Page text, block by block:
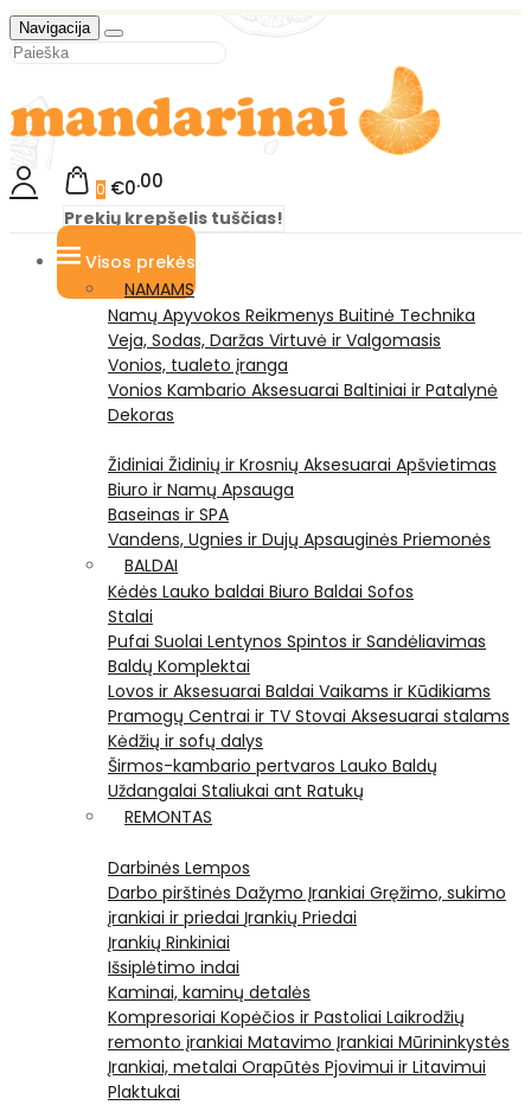
Navigacija
0 €0 00
Prekių krepšelis tuščias!
Visos prekės
NAMAMS
Namų Apyvokos Reikmenys Buitinė Technika
Veja, Sodas, Daržas Virtuvė ir Valgomasis
Vonios, tualeto įranga
Vonios Kambario Aksesuarai Baltiniai ir Patalynė
Dekoras
Židiniai Židinių ir Krosnių Aksesuarai Apšvietimas
Biuro ir Namų Apsauga
Baseinas ir SPA
Vandens, Ugnies ir Dujų Apsauginės Priemonės
BALDAI
Kėdės Lauko baldai Biuro Baldai Sofos
Stalai
Pufai Suolai Lentynos Spintos ir Sandėliavimas
Baldų Komplektai
Lovos ir Aksesuarai Baldai Vaikams ir Kūdikiams
Pramogų Centrai ir TV Stovai Aksesuarai stalams
Kėdžių ir sofų dalys
Širmos-kambario pertvaros Lauko Baldų
Uždangalai Staliukai ant Ratukų
REMONTAS
Darbinės Lempos
Darbo pirštinės Dažymo Įrankiai Gręžimo, sukimo
įrankiai ir priedai Įrankių Priedai
Įrankių Rinkiniai
Išsiplėtimo indai
Kaminai, kaminų detalės
Kompresoriai Kopėčios ir Pastoliai Laikrodžių
remonto įrankiai Matavimo Įrankiai Mūrininkystės
Įrankiai, metalai Orapūtės Pjovimui ir Litavimui
Plaktukai